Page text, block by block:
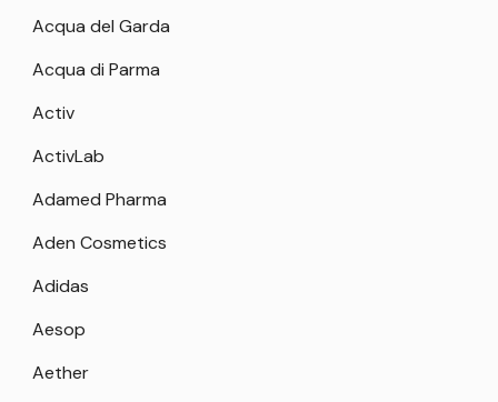
Acqua del Garda
Acqua di Parma
Activ
ActivLab
Adamed Pharma
Aden Cosmetics
Adidas
Aesop
Aether